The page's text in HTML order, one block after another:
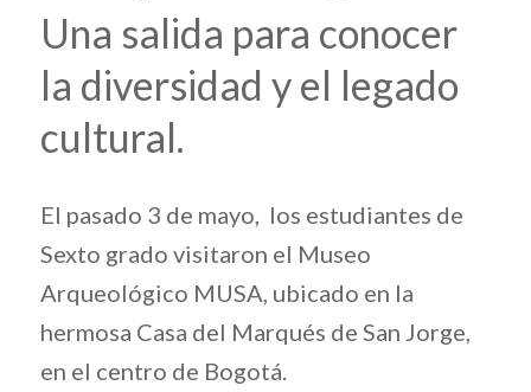
Una salida para conocer
la diversidad y el legado
cultural.
El pasado 3 de mayo, los estudiantes de
Sexto grado visitaron el Museo
Arqueológico MUSA, ubicado en la
hermosa Casa del Marqués de San Jorge,
en el centro de Bogotá.